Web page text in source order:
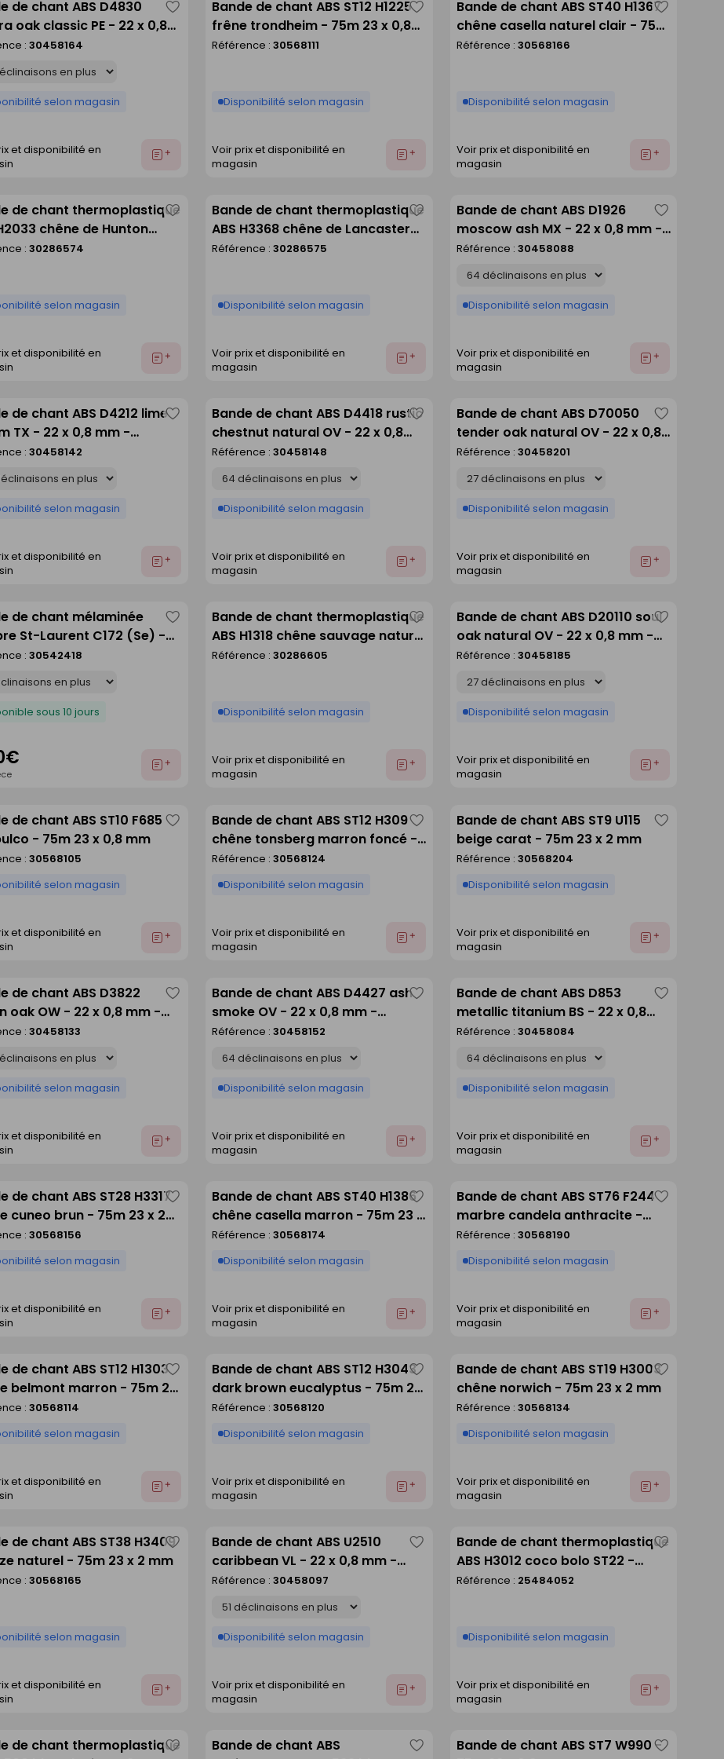
de chant ABS D4830
oak classic PE - 22 x 0,8
de 150 m
: 30458164
selon magasin
et disponibilité en
Ajouter
Enregistrer
comme
Bande de chant ABS ST12 H1225
frêne trondheim - 75m 23 x 0,8
mm
Référence : 30568111
Disponibilité selon magasin
Voir prix et disponibilité en
magasin
Ajouter
Enregistrer
comme
Bande de chant ABS ST40 H1367
chêne casella naturel clair - 75m
23 x 0,8 mm
Référence : 30568166
Disponibilité selon magasin
Voir prix et disponibilité en
magasin
Ajouter
comme
de chant thermoplastique
chêne de Hunton
ST10 - 23x2mm rouleau de
: 30286574
selon magasin
et disponibilité en
Ajouter
Enregistrer
comme
Bande de chant thermoplastique
ABS H3368 chêne de Lancaster
naturel ST9 - 23x0,8mm rouleau
Référence : 30286575
Disponibilité selon magasin
Voir prix et disponibilité en
magasin
Ajouter
Enregistrer
comme
Bande de chant ABS D1926
moscow ash MX - 22 x 0,8 mm -
rouleau de 150 m
Référence : 30458088
Disponibilité selon magasin
Voir prix et disponibilité en
magasin
Ajouter
comme
de chant ABS D4212 lime
TX - 22 x 0,8 mm -
de 150 m
: 30458142
selon magasin
et disponibilité en
Ajouter
Enregistrer
comme
Bande de chant ABS D4418 rustic
chestnut natural OV - 22 x 0,8
mm - rouleau de 150 m
Référence : 30458148
Disponibilité selon magasin
Voir prix et disponibilité en
magasin
Ajouter
Enregistrer
comme
Bande de chant ABS D70050
tender oak natural OV - 22 x 0,8
mm - rouleau de 150 m
Référence : 30458201
Disponibilité selon magasin
Voir prix et disponibilité en
magasin
Ajouter
comme
de chant mélaminée
St-Laurent C172 (Se) -
44 mm
: 30542418
sous 10 jours
Ajouter
Enregistrer
comme
Bande de chant thermoplastique
ABS H1318 chêne sauvage naturel
ST10 - 23x2mm rouleau de 75m
Référence : 30286605
Disponibilité selon magasin
Voir prix et disponibilité en
magasin
Ajouter
Enregistrer
comme
Bande de chant ABS D20110 soul
oak natural OV - 22 x 0,8 mm -
rouleau de 150 m
Référence : 30458185
Disponibilité selon magasin
Voir prix et disponibilité en
magasin
Ajouter
comme
de chant ABS ST10 F685
- 75m 23 x 0,8 mm
: 30568105
selon magasin
et disponibilité en
Ajouter
Enregistrer
comme
Bande de chant ABS ST12 H309
chêne tonsberg marron foncé -
75m 23 x 2 mm
Référence : 30568124
Disponibilité selon magasin
Voir prix et disponibilité en
magasin
Ajouter
Enregistrer
comme
Bande de chant ABS ST9 U115
beige carat - 75m 23 x 2 mm
Référence : 30568204
Disponibilité selon magasin
Voir prix et disponibilité en
magasin
Ajouter
de chant ABS D3822
oak OW - 22 x 0,8 mm -
de 150 m
: 30458133
selon magasin
et disponibilité en
Ajouter
Enregistrer
comme
Bande de chant ABS D4427 ash
smoke OV - 22 x 0,8 mm -
rouleau de 150 m
Référence : 30458152
Disponibilité selon magasin
Voir prix et disponibilité en
magasin
Ajouter
Enregistrer
comme
Bande de chant ABS D853
metallic titanium BS - 22 x 0,8
mm - rouleau de 150 m
Référence : 30458084
Disponibilité selon magasin
Voir prix et disponibilité en
magasin
Ajouter
de chant ABS ST28 H3317
cuneo brun - 75m 23 x 2
: 30568156
selon magasin
et disponibilité en
Ajouter
Enregistrer
comme
Bande de chant ABS ST40 H1386
chêne casella marron - 75m 23 x
0,8 mm
Référence : 30568174
Disponibilité selon magasin
Voir prix et disponibilité en
magasin
Ajouter
Enregistrer
comme
Bande de chant ABS ST76 F244
marbre candela anthracite -
75m 23 x 0,8 mm
Référence : 30568190
Disponibilité selon magasin
Voir prix et disponibilité en
magasin
Ajouter
de chant ABS ST12 H1303
belmont marron - 75m 23
: 30568114
selon magasin
et disponibilité en
Ajouter
Enregistrer
comme
Bande de chant ABS ST12 H3043
dark brown eucalyptus - 75m 23
x 2 mm
Référence : 30568120
Disponibilité selon magasin
Voir prix et disponibilité en
magasin
Ajouter
Enregistrer
comme
Bande de chant ABS ST19 H3003
chêne norwich - 75m 23 x 2 mm
Référence : 30568134
Disponibilité selon magasin
Voir prix et disponibilité en
magasin
Ajouter
comme
de chant ABS ST38 H3409
naturel - 75m 23 x 2 mm
: 30568165
selon magasin
et disponibilité en
Ajouter
Enregistrer
comme
Bande de chant ABS U2510
caribbean VL - 22 x 0,8 mm -
rouleau de 150 m
Référence : 30458097
Disponibilité selon magasin
Voir prix et disponibilité en
magasin
Ajouter
Enregistrer
comme
Bande de chant thermoplastique
ABS H3012 coco bolo ST22 -
23x2mm rouleau de 75m
Référence : 25484052
Disponibilité selon magasin
Voir prix et disponibilité en
magasin
Ajouter
de chant thermoplastiqueEnregistrerBande de chant ABS
EnregistrerBande de chant ABS ST7 W990 -